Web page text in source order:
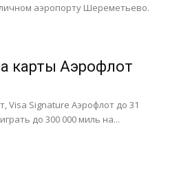
аэропорту Шереметьево.
карты Аэрофлот
Visa Signature Аэрофлот до 31
до 300 000 миль на...